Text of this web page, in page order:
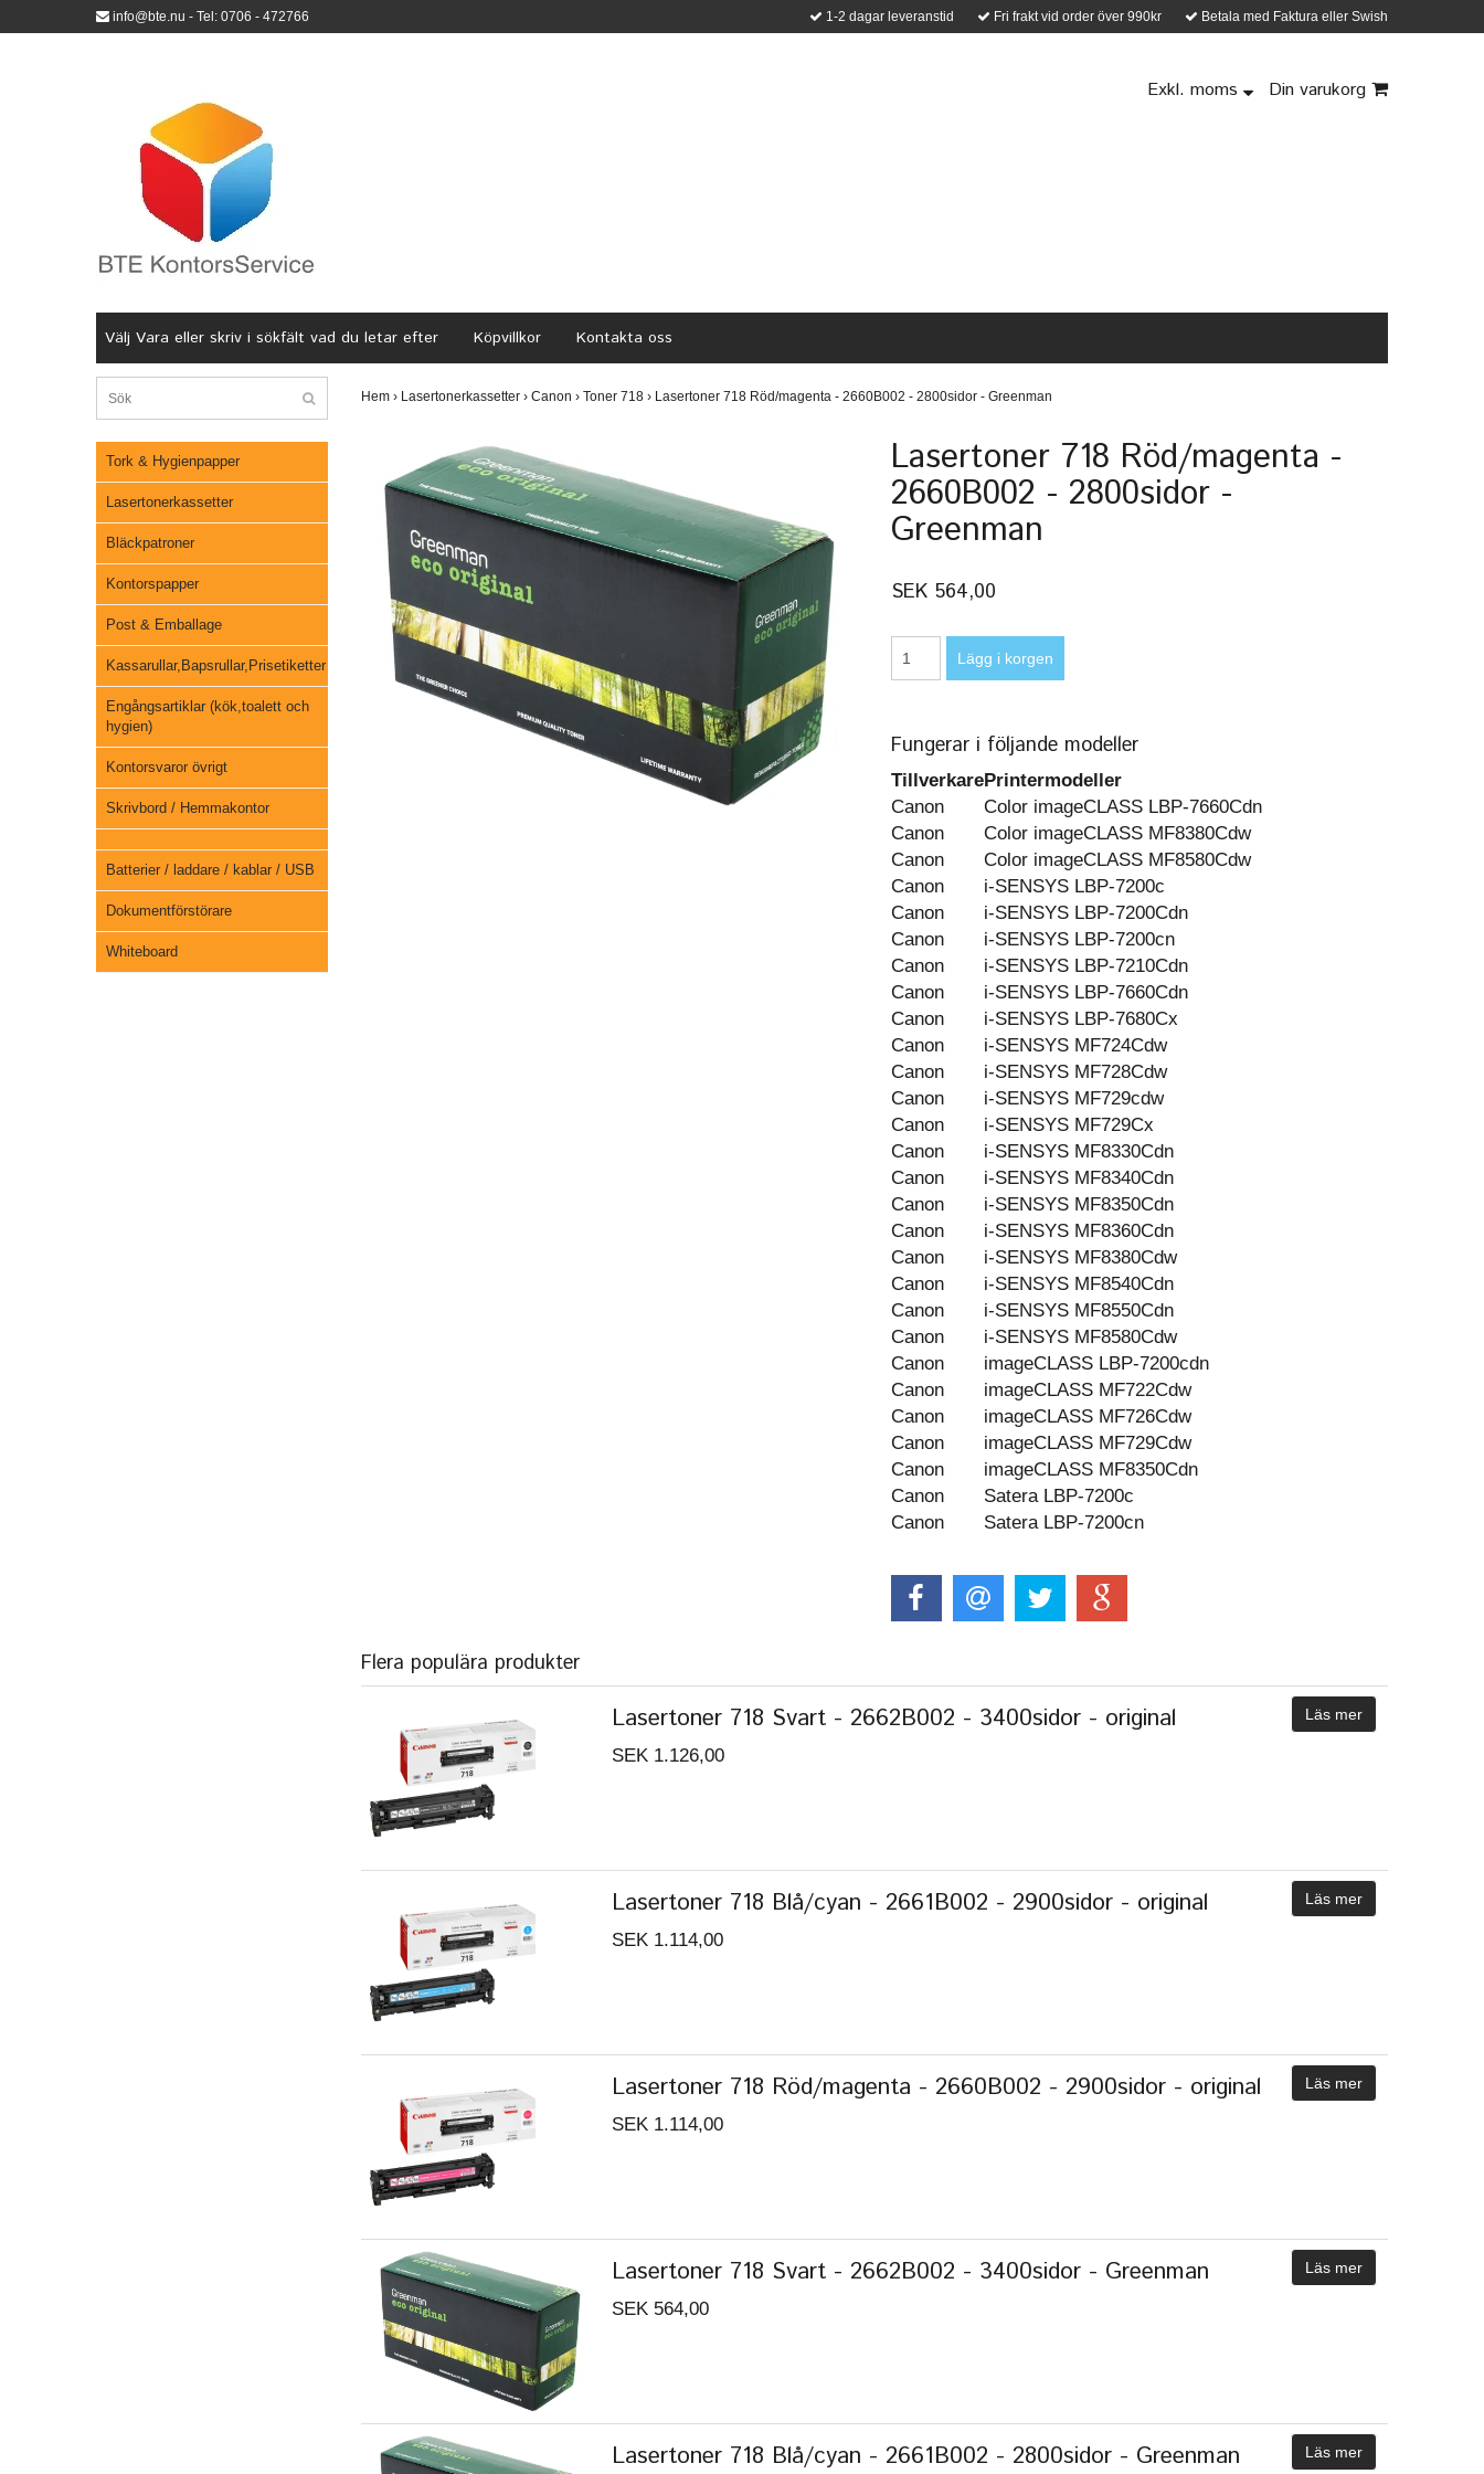
info@bte.nu - Tel: 0706 - 472766 1-2 dagar leveranstid Fri frakt vid order över 990kr Betala med Faktura eller Swish
Exkl. moms Din varukorg
Välj Vara eller skriv i sökfält vad du letar efter Köpvillkor Kontakta oss
Tork & Hygienpapper
Lasertonerkassetter
Bläckpatroner
Kontorspapper
Post & Emballage
Kassarullar,Bapsrullar,Prisetiketter
Engångsartiklar (kök,toalett och
hygien)
Kontorsvaror övrigt
Skrivbord / Hemmakontor
Batterier / laddare / kablar / USB
Dokumentförstörare
Whiteboard
Hem › Lasertonerkassetter › Canon › Toner 718 › Lasertoner 718 Röd/magenta - 2660B002 - 2800sidor - Greenman
Lasertoner 718 Röd/magenta -
2660B002 - 2800sidor -
Greenman
SEK 564,00
Fungerar i följande modeller
TillverkarePrintermodeller
Canon
Color imageCLASS LBP-7660Cdn
Canon
Color imageCLASS MF8380Cdw
Canon
Color imageCLASS MF8580Cdw
Canon
i-SENSYS LBP-7200c
Canon
i-SENSYS LBP-7200Cdn
Canon
i-SENSYS LBP-7200cn
Canon
i-SENSYS LBP-7210Cdn
Canon
i-SENSYS LBP-7660Cdn
Canon
i-SENSYS LBP-7680Cx
Canon
i-SENSYS MF724Cdw
Canon
i-SENSYS MF728Cdw
Canon
i-SENSYS MF729cdw
Canon
i-SENSYS MF729Cx
Canon
i-SENSYS MF8330Cdn
Canon
i-SENSYS MF8340Cdn
Canon
i-SENSYS MF8350Cdn
Canon
i-SENSYS MF8360Cdn
Canon
i-SENSYS MF8380Cdw
Canon
i-SENSYS MF8540Cdn
Canon
i-SENSYS MF8550Cdn
Canon
i-SENSYS MF8580Cdw
Canon
imageCLASS LBP-7200cdn
Canon
imageCLASS MF722Cdw
Canon
imageCLASS MF726Cdw
Canon
imageCLASS MF729Cdw
Canon
imageCLASS MF8350Cdn
Canon
Satera LBP-7200c
Canon
Satera LBP-7200cn
Flera populära produkter
Lasertoner 718 Svart - 2662B002 - 3400sidor - original
SEK 1.126,00
Läs mer
Lasertoner 718 Blå/cyan - 2661B002 - 2900sidor - original
SEK 1.114,00
Läs mer
Lasertoner 718 Röd/magenta - 2660B002 - 2900sidor - original
SEK 1.114,00
Läs mer
Lasertoner 718 Svart - 2662B002 - 3400sidor - Greenman
SEK 564,00
Läs mer
Lasertoner 718 Blå/cyan - 2661B002 - 2800sidor - Greenman Läs mer